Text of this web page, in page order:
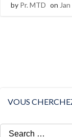
by Pr. MTD on
VOUS
Search